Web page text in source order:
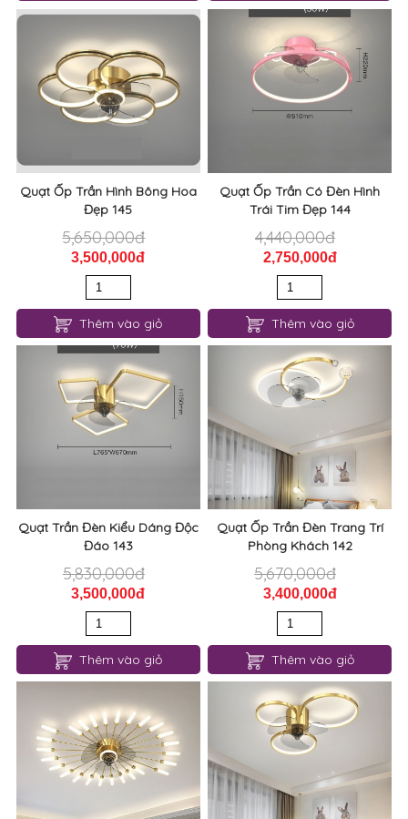
Quạt Ốp Trần Hình Bông Hoa
Đẹp 145
5,650,000đ
3,500,000đ
Thêm vào giỏ
Quạt Ốp Trần Có Đèn Hình
Trái Tim Đẹp 144
4,440,000đ
2,750,000đ
Thêm vào giỏ
Quạt Trần Đèn Kiểu Dáng Độc
Đáo 143
5,830,000đ
3,500,000đ
Thêm vào giỏ
Quạt Ốp Trần Đèn Trang Trí
Phòng Khách 142
5,670,000đ
3,400,000đ
Thêm vào giỏ